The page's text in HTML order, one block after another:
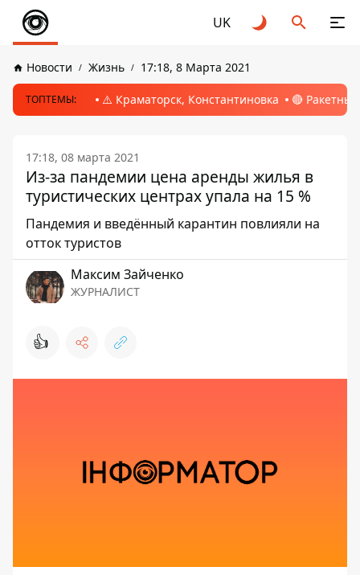
UK
Новости Жизнь 17:18, 8 Марта 2021
ТОПТЕМЫ: ⚠️ Краматорск, Константиновка 🔴
17:18, 08 марта 2021
Из-за пандемии цена аренды жилья в
туристических центрах упала на 15 %
Пандемия и введённый карантин повлияли на
отток туристов
Максим Зайченко
ЖУРНАЛИСТ
👍